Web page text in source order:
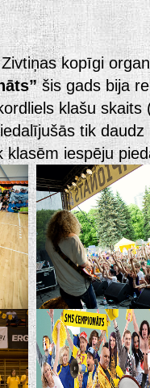
kopīgi
šis gads bija
klašu
tik
klasēm iespēju